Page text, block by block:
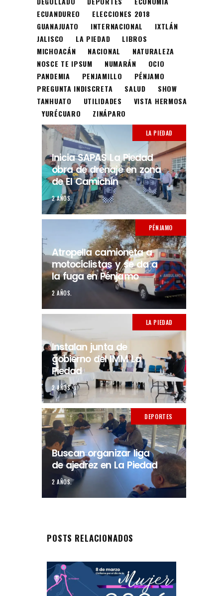
ECUANDUREO
ELECCIONES 2018
GUANAJUATO
INTERNACIONAL
IXTLÁN
JALISCO
LA PIEDAD
LIBROS
MICHOACÁN
NACIONAL
NATURALEZA
NOSCE TE IPSUM
NUMARÁN
OCIO
PANDEMIA
PENJAMILLO
PÉNJAMO
PREGUNTA INDISCRETA
SALUD
SHOW
TANHUATO
UTILIDADES
VISTA HERMOSA
YURÉCUARO
ZINÁPARO
LA PIEDAD
Inicia SAPAS La Piedad
obra de drenaje en zona
de El Camichín
2 AÑOS.
PÉNJAMO
Atropella camioneta a
motociclistas y se da a
la fuga en Pénjamo
2 AÑOS.
LA PIEDAD
Instalan junta de
gobierno del IMM La
Piedad
2 AÑOS.
DEPORTES
Buscan organizar liga
de ajedrez en La Piedad
2 AÑOS.
POSTS RELACIONADOS